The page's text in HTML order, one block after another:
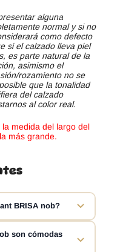
alguna
normal y si no
como defecto
si el calzado lleva piel
es parte natural de la
asimismo el
rozamiento no se
que la tonalidad
del calzado
al color real.
medida del largo del
más grande.
BRISA nob?
barefoot para mujer
natural y cómoda.
son cómodas